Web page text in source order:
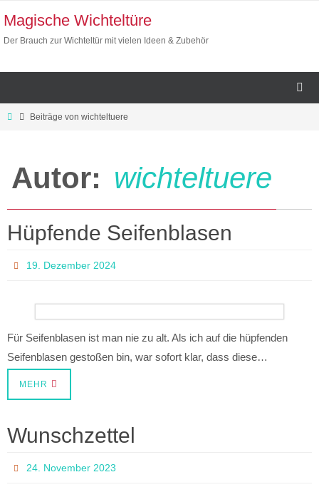
Inhalt
springen
Magische Wichteltüre
Der Brauch zur Wichteltür mit vielen Ideen & Zubehör
HomeBeiträge von wichteltuere
Autor: wichteltuere
Hüpfende Seifenblasen
19. Dezember 2024
Für Seifenblasen ist man nie zu alt. Als ich auf die hüpfenden
Seifenblasen gestoßen bin, war sofort klar, dass diese…
MEHR
Wunschzettel
24. November 2023